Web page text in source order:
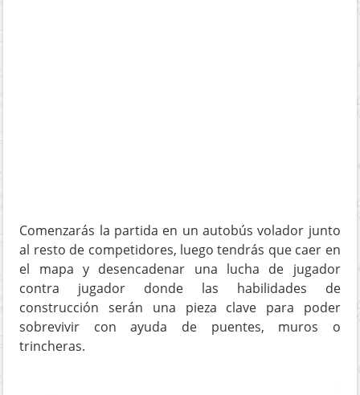
Comenzarás la partida en un autobús volador junto
al resto de competidores, luego tendrás que caer en
el mapa y desencadenar una lucha de jugador
contra jugador donde las habilidades de
construcción serán una pieza clave para poder
sobrevivir con ayuda de puentes, muros o
trincheras.